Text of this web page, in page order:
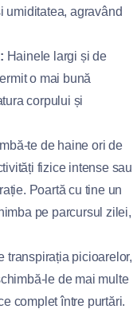
umiditatea, agravând
Hainele largi și de
o mai bună
corpului și
te de haine ori de
fizice intense sau
Poartă cu tine un
pe parcursul zilei,
transpirația picioarelor,
le de mai multe
complet între purtări.